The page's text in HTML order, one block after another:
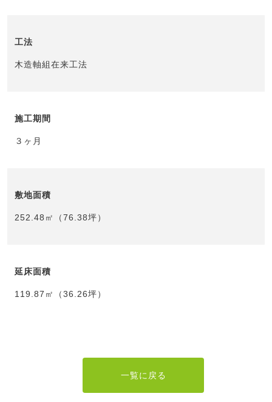
工法
木造軸組在来工法
施工期間
３ヶ月
敷地面積
252.48㎡（76.38坪）
延床面積
119.87㎡（36.26坪）
一覧に戻る